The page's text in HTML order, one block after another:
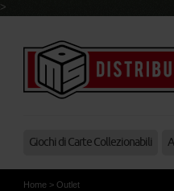
>
Giochi di Carte Collezionabili
Home > Outlet